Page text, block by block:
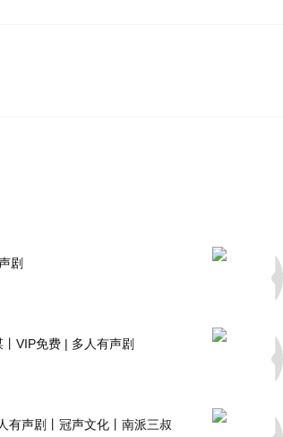
剧
VIP免费 | 多人有声剧
有声剧丨冠声文化丨南派三叔